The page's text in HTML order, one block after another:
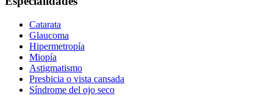
Catarata
Glaucoma
Hipermetropía
Miopía
Astigmatismo
Presbicia o vista cansada
Síndrome del ojo seco